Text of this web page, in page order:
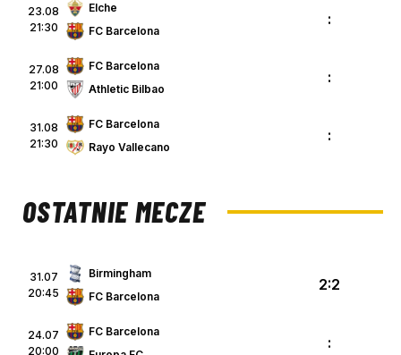
23.08
21:30
Elche
FC Barcelona
:
27.08
21:00
FC Barcelona
Athletic Bilbao
:
31.08
21:30
FC Barcelona
Rayo Vallecano
:
OSTATNIE MECZE
31.07
20:45
Birmingham
FC Barcelona
2:2
24.07
20:00
FC Barcelona
: